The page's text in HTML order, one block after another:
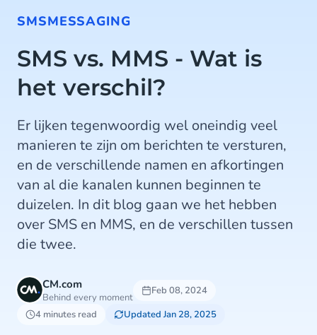
SMSMESSAGING
SMS vs. MMS - Wat is
het verschil?
Er lijken tegenwoordig wel oneindig veel
manieren te zijn om berichten te versturen,
en de verschillende namen en afkortingen
van al die kanalen kunnen beginnen te
duizelen. In dit blog gaan we het hebben
over SMS en MMS, en de verschillen tussen
die twee.
CM.com
Behind every moment
Feb 08, 2024
4 minutes read
Updated Jan 28, 2025